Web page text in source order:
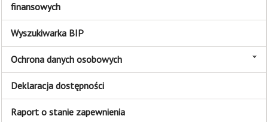
finansowych
Wyszukiwarka BIP
Ochrona danych osobowych
Deklaracja dostępności
Raport o stanie zapewnienia